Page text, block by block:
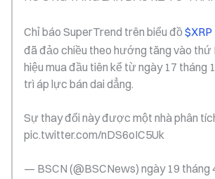
Chỉ báo SuperTrend trên biểu đồ $XRP
đã đảo chiều theo hướng tăng vào thứ
hiệu mua đầu tiên kể từ ngày 17 tháng
trì áp lực bán dai dẳng.
Sự thay đổi này được một nhà phân
pic.twitter.com/nDS6oIC5Uk
— BSCN (@BSCNews) ngày 19 tháng